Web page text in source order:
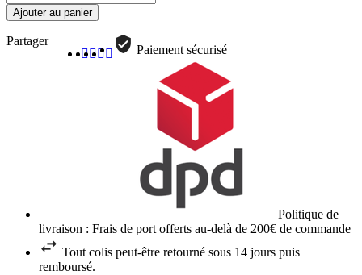
Ajouter au panier
Partager
Paiement sécurisé
Politique de
livraison : Frais de port offerts au-delà de 200€ de commande
Tout colis peut-être retourné sous 14 jours puis
remboursé.